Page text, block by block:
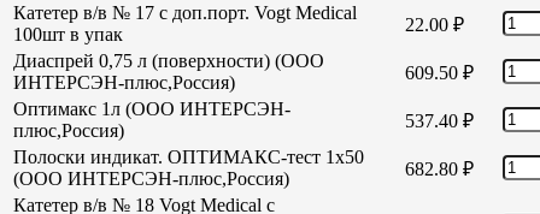
Катетер в/в № 17 с доп.порт. Vogt Medical
100шт в упак
22.00 ₽
Диаспрей 0,75 л (поверхности) (ООО
ИНТЕРСЭН-плюс,Россия)
609.50 ₽
Оптимакс 1л (ООО ИНТЕРСЭН-
плюс,Россия)
537.40 ₽
Полоски индикат. ОПТИМАКС-тест 1х50
(ООО ИНТЕРСЭН-плюс,Россия)
682.80 ₽
Катетер в/в № 18 Vogt Medical с